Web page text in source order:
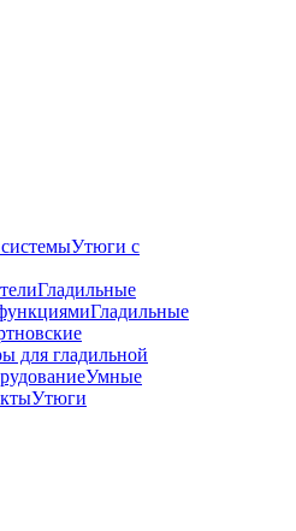
Утюги с
Гладильные
Гладильные
для гладильной
Умные
Утюги